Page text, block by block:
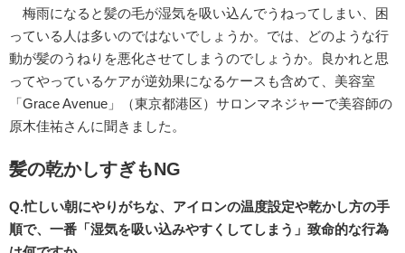
梅雨になると髪の毛が湿気を吸い込んでうねってしまい、困
っている人は多いのではないでしょうか。では、どのような行
動が髪のうねりを悪化させてしまうのでしょうか。良かれと思
ってやっているケアが逆効果になるケースも含めて、美容室
「Grace Avenue」（東京都港区）サロンマネジャーで美容師の
原木佳祐さんに聞きました。
髪の乾かしすぎもNG
Q.忙しい朝にやりがちな、アイロンの温度設定や乾かし方の手
順で、一番「湿気を吸い込みやすくしてしまう」致命的な行為